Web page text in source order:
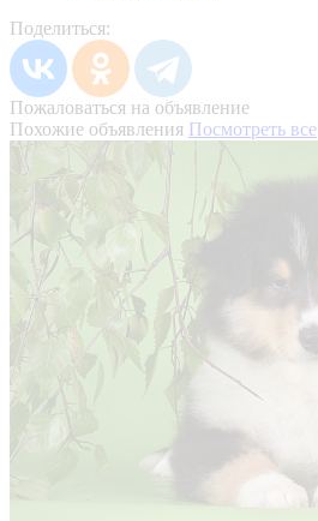
Поделиться:
Пожаловаться на объявление
Похожие объявления Посмотреть все